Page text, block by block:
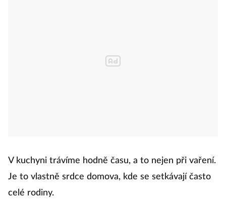
V kuchyni trávíme hodně času, a to nejen při vaření.
Je to vlastně srdce domova, kde se setkávají často
celé rodiny.